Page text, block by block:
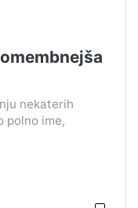
nekaterih
polno ime,